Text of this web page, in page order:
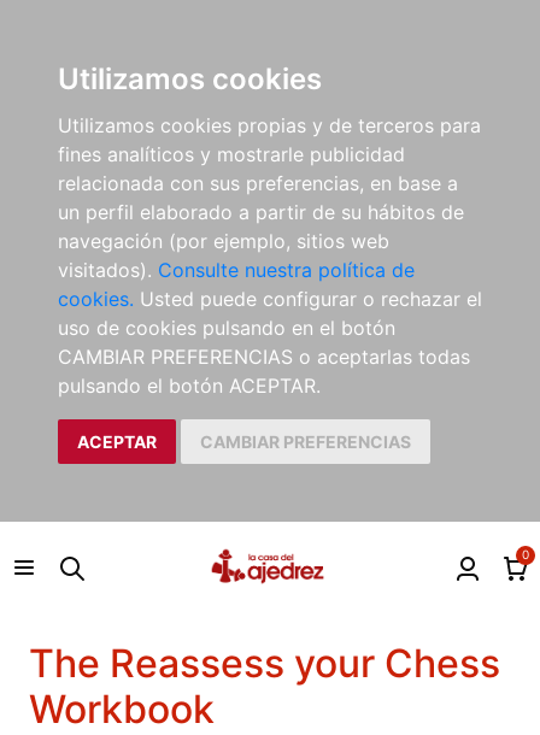
Utilizamos cookies
Utilizamos cookies propias y de terceros para
fines analíticos y mostrarle publicidad
relacionada con sus preferencias, en base a
un perfil elaborado a partir de su hábitos de
navegación (por ejemplo, sitios web
visitados). Consulte nuestra política de
cookies. Usted puede configurar o rechazar el
uso de cookies pulsando en el botón
CAMBIAR PREFERENCIAS o aceptarlas todas
pulsando el botón ACEPTAR.
ACEPTAR CAMBIAR PREFERENCIAS
0
The Reassess your Chess
Workbook